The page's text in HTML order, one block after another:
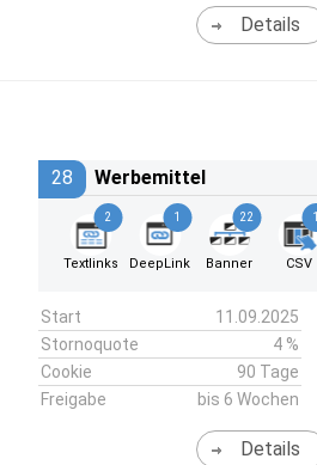
Details
28 Werbemittel
2
Textlinks
1
DeepLink
22
Banner
1
CSV
Start
11.09.2025
Stornoquote
4 %
Cookie
90 Tage
Freigabe
bis 6 Wochen
Details